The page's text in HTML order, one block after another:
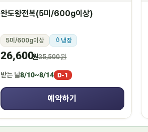
완도왕전복(5미/600g이상)
5미/600g이상 냉장
26,600원35,500원
받는 날8/10~8/14 D-1
예약하기